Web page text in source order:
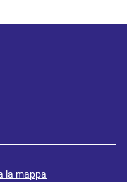
la mappa